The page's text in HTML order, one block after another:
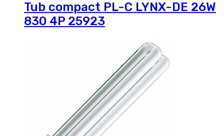
Tub compact PL-C LYNX-DE 26W
830 4P 25923